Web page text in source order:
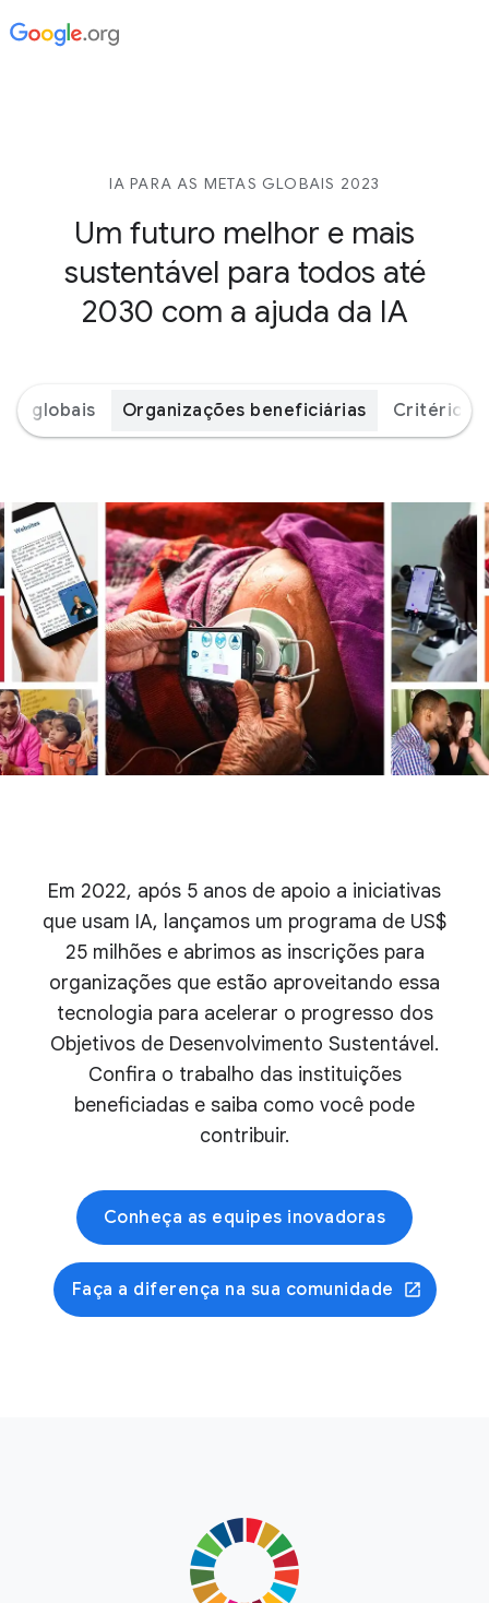
IA PARA AS METAS GLOBAIS 2023
Um futuro melhor e mais
sustentável para todos até
2030 com a ajuda da IA
globais Organizações beneficiárias Critérios
Em 2022, após 5 anos de apoio a iniciativas
que usam IA, lançamos um programa de US$
25 milhões e abrimos as inscrições para
organizações que estão aproveitando essa
tecnologia para acelerar o progresso dos
Objetivos de Desenvolvimento Sustentável.
Confira o trabalho das instituições
beneficiadas e saiba como você pode
contribuir.
Conheça as equipes inovadoras
Faça a diferença na sua comunidade